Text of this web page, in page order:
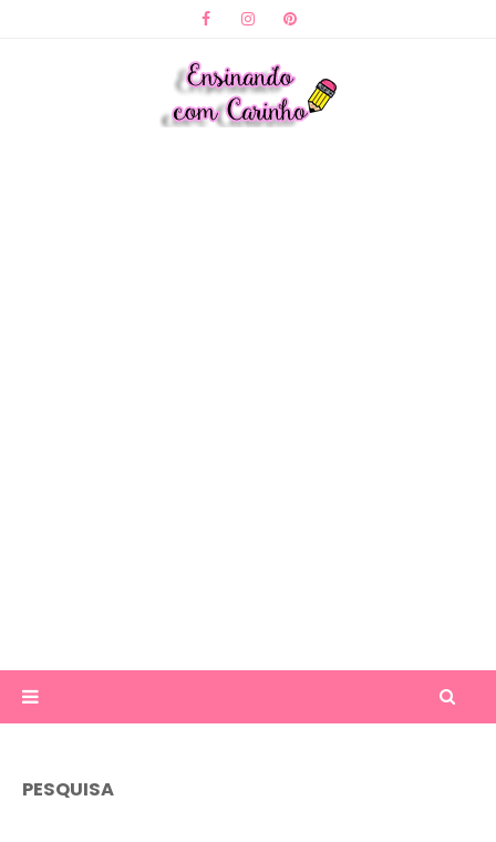
PESQUISA